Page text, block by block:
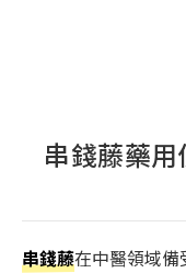
串錢藤藥
串錢藤在中醫領域